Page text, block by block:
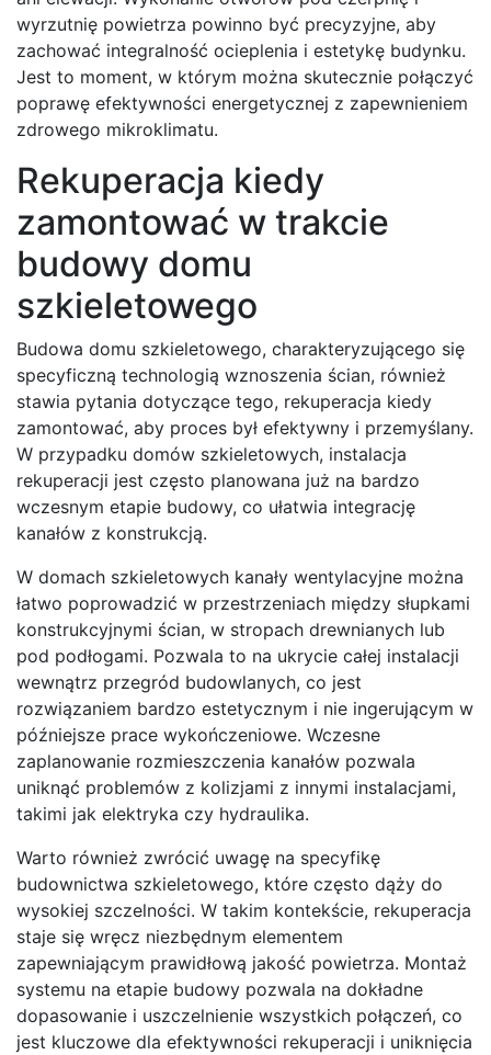
wyrzutnię powietrza powinno być precyzyjne, aby
zachować integralność ocieplenia i estetykę budynku.
Jest to moment, w którym można skutecznie połączyć
poprawę efektywności energetycznej z zapewnieniem
zdrowego mikroklimatu.
Rekuperacja kiedy
zamontować w trakcie
budowy domu
szkieletowego
Budowa domu szkieletowego, charakteryzującego się
specyficzną technologią wznoszenia ścian, również
stawia pytania dotyczące tego, rekuperacja kiedy
zamontować, aby proces był efektywny i przemyślany.
W przypadku domów szkieletowych, instalacja
rekuperacji jest często planowana już na bardzo
wczesnym etapie budowy, co ułatwia integrację
kanałów z konstrukcją.
W domach szkieletowych kanały wentylacyjne można
łatwo poprowadzić w przestrzeniach między słupkami
konstrukcyjnymi ścian, w stropach drewnianych lub
pod podłogami. Pozwala to na ukrycie całej instalacji
wewnątrz przegród budowlanych, co jest
rozwiązaniem bardzo estetycznym i nie ingerującym w
późniejsze prace wykończeniowe. Wczesne
zaplanowanie rozmieszczenia kanałów pozwala
uniknąć problemów z kolizjami z innymi instalacjami,
takimi jak elektryka czy hydraulika.
Warto również zwrócić uwagę na specyfikę
budownictwa szkieletowego, które często dąży do
wysokiej szczelności. W takim kontekście, rekuperacja
staje się wręcz niezbędnym elementem
zapewniającym prawidłową jakość powietrza. Montaż
systemu na etapie budowy pozwala na dokładne
dopasowanie i uszczelnienie wszystkich połączeń, co
jest kluczowe dla efektywności rekuperacji i uniknięcia